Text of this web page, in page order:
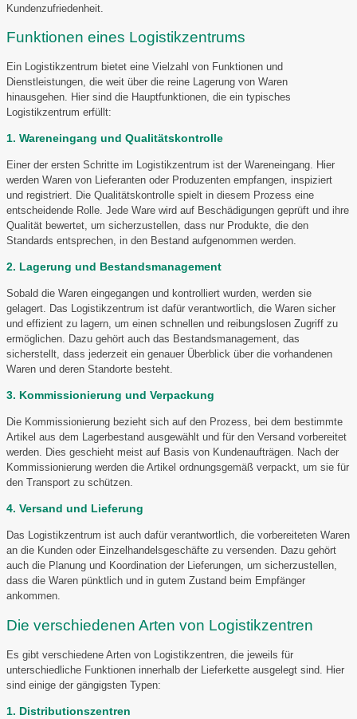
Kundenzufriedenheit.
Funktionen eines Logistikzentrums
Ein Logistikzentrum bietet eine Vielzahl von Funktionen und
Dienstleistungen, die weit über die reine Lagerung von Waren
hinausgehen. Hier sind die Hauptfunktionen, die ein typisches
Logistikzentrum erfüllt:
1. Wareneingang und Qualitätskontrolle
Einer der ersten Schritte im Logistikzentrum ist der Wareneingang. Hier
werden Waren von Lieferanten oder Produzenten empfangen, inspiziert
und registriert. Die Qualitätskontrolle spielt in diesem Prozess eine
entscheidende Rolle. Jede Ware wird auf Beschädigungen geprüft und ihre
Qualität bewertet, um sicherzustellen, dass nur Produkte, die den
Standards entsprechen, in den Bestand aufgenommen werden.
2. Lagerung und Bestandsmanagement
Sobald die Waren eingegangen und kontrolliert wurden, werden sie
gelagert. Das Logistikzentrum ist dafür verantwortlich, die Waren sicher
und effizient zu lagern, um einen schnellen und reibungslosen Zugriff zu
ermöglichen. Dazu gehört auch das Bestandsmanagement, das
sicherstellt, dass jederzeit ein genauer Überblick über die vorhandenen
Waren und deren Standorte besteht.
3. Kommissionierung und Verpackung
Die Kommissionierung bezieht sich auf den Prozess, bei dem bestimmte
Artikel aus dem Lagerbestand ausgewählt und für den Versand vorbereitet
werden. Dies geschieht meist auf Basis von Kundenaufträgen. Nach der
Kommissionierung werden die Artikel ordnungsgemäß verpackt, um sie für
den Transport zu schützen.
4. Versand und Lieferung
Das Logistikzentrum ist auch dafür verantwortlich, die vorbereiteten Waren
an die Kunden oder Einzelhandelsgeschäfte zu versenden. Dazu gehört
auch die Planung und Koordination der Lieferungen, um sicherzustellen,
dass die Waren pünktlich und in gutem Zustand beim Empfänger
ankommen.
Die verschiedenen Arten von Logistikzentren
Es gibt verschiedene Arten von Logistikzentren, die jeweils für
unterschiedliche Funktionen innerhalb der Lieferkette ausgelegt sind. Hier
sind einige der gängigsten Typen:
1. Distributionszentren